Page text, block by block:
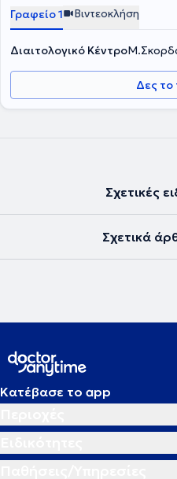
Γραφείο 1 Βιντεοκλήση
Διαιτολογικό Κέντρο
Δες το
Σχετικές
Σχετικά
Κατέβασε το app